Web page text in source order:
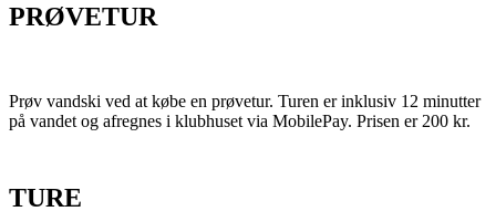
PRØVETUR
Prøv vandski ved at købe en prøvetur. Turen er inklusiv 12 minutter
på vandet og afregnes i klubhuset via MobilePay. Prisen er 200 kr.
TURE